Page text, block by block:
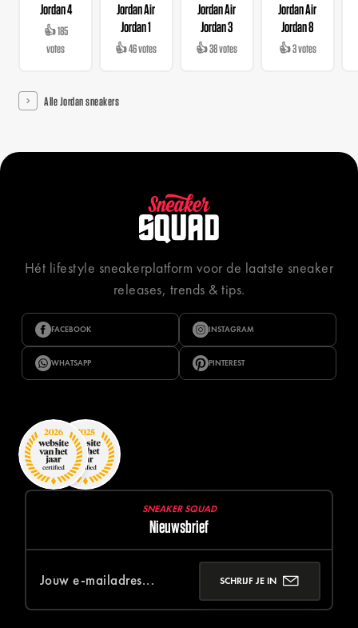
Jordan 4
👍 185
votes
Jordan Air
Jordan 1
👍 46 votes
Jordan Air
Jordan 3
👍 38 votes
Jordan Air
Jordan 8
👍 3 votes
Alle Jordan sneakers
Hét lifestyle sneakerplatform voor de laatste sneaker
releases, trends & tips.
FACEBOOK INSTAGRAM
WHATSAPP PINTEREST
SNEAKER SQUAD
Nieuwsbrief
SCHRIJF JE IN